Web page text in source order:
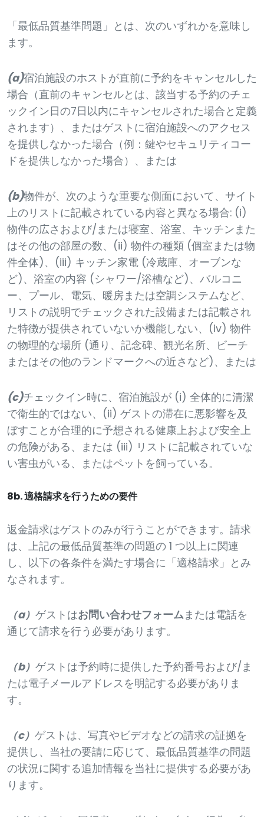
「最低品質基準問題」とは、次のいずれかを意味し
ます。
(a)宿泊施設のホストが直前に予約をキャンセルした
場合（直前のキャンセルとは、該当する予約のチェ
ックイン日の7日以内にキャンセルされた場合と定義
されます）、またはゲストに宿泊施設へのアクセス
を提供しなかった場合（例：鍵やセキュリティコー
ドを提供しなかった場合）、または
(b)物件が、次のような重要な側面において、サイト
上のリストに記載されている内容と異なる場合: (i)
物件の広さおよび/または寝室、浴室、キッチンまた
はその他の部屋の数、(ii) 物件の種類 (個室または物
件全体)、(iii) キッチン家電 (冷蔵庫、オーブンな
ど)、浴室の内容 (シャワー/浴槽など)、バルコニ
ー、プール、電気、暖房または空調システムなど、
リストの説明でチェックされた設備または記載され
た特徴が提供されていないか機能しない、(iv) 物件
の物理的な場所 (通り、記念碑、観光名所、ビーチ
またはその他のランドマークへの近さなど)、または
(c)チェックイン時に、宿泊施設が (i) 全体的に清潔
で衛生的ではない、(ii) ゲストの滞在に悪影響を及
ぼすことが合理的に予想される健康上および安全上
の危険がある、または (iii) リストに記載されていな
い害虫がいる、またはペットを飼っている。
8b. 適格請求を行うための要件
返金請求はゲストのみが行うことができます。請求
は、上記の最低品質基準の問題の 1 つ以上に関連
し、以下の各条件を満たす場合に「適格請求」とみ
なされます。
（a） ゲストはお問い合わせフォームまたは電話を
通じて請求を行う必要があります。
（b） ゲストは予約時に提供した予約番号および/ま
たは電子メールアドレスを明記する必要がありま
す。
（c） ゲストは、写真やビデオなどの請求の証拠を
提供し、当社の要請に応じて、最低品質基準の問題
の状況に関する追加情報を当社に提供する必要があ
ります。